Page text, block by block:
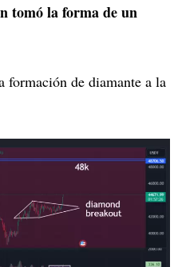
tomó la forma de un
formación de diamante a la